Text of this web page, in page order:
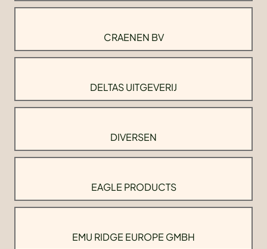
CRAENEN BV
DELTAS UITGEVERIJ
DIVERSEN
EAGLE PRODUCTS
EMU RIDGE EUROPE GMBH